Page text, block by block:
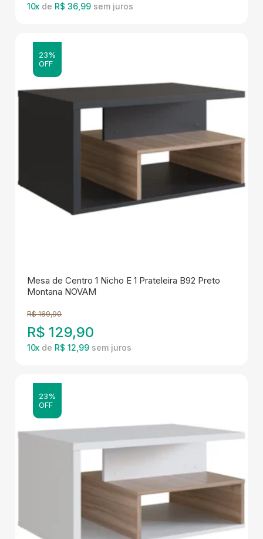
10x de R$ 36,99
23%
OFF
Mesa de Centro 1 Nicho E 1 Prateleira B92 Preto
Montana NOVAM
R$ 169,90
R$ 129,90
10x de R$ 12,99
23%
OFF